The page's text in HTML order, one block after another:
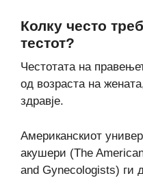
Колку често
тестот?
Честотата на
од возраста на
здравје.
Американскиот
акушери (The
and Gynecologists) ги